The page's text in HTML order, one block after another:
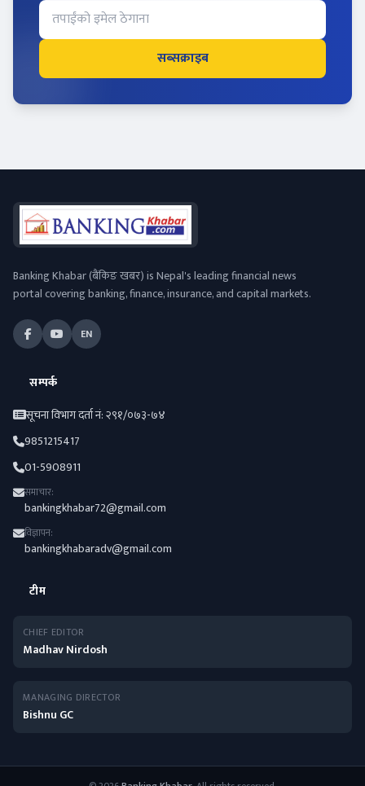
सब्सक्राइब
Banking Khabar (बैंकिङ खबर) is Nepal's leading financial news
portal covering banking, finance, insurance, and capital markets.
EN
सम्पर्क
सूचना विभाग दर्ता नं: २९१/०७३-७४
9851215417
01-5908911
समाचार:
bankingkhabar72@gmail.com
विज्ञापन:
bankingkhabaradv@gmail.com
टीम
CHIEF EDITOR
Madhav Nirdosh
MANAGING DIRECTOR
Bishnu GC